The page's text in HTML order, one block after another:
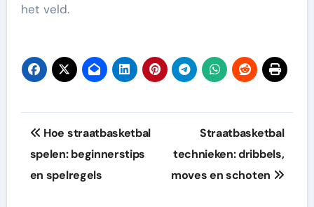
het veld.
Post
navigation
Hoe straatbasketbal
spelen: beginnerstips
en spelregels
Straatbasketbal
technieken: dribbels,
moves en schoten